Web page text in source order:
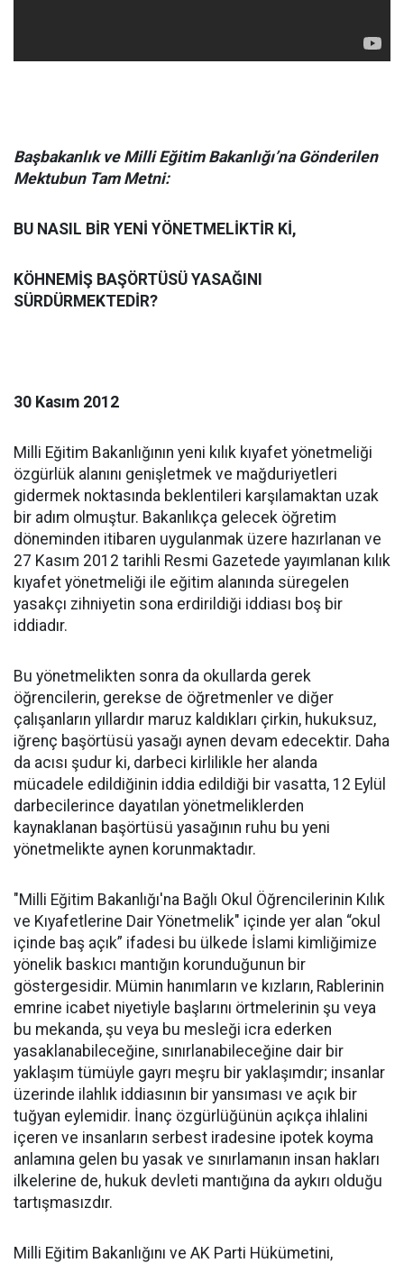
Başbakanlık ve Milli Eğitim Bakanlığı’na Gönderilen
Mektubun Tam Metni:
BU NASIL BİR YENİ YÖNETMELİKTİR Kİ,
KÖHNEMİŞ BAŞÖRTÜSÜ YASAĞINI
SÜRDÜRMEKTEDİR?
30 Kasım 2012
Milli Eğitim Bakanlığının yeni kılık kıyafet yönetmeliği
özgürlük alanını genişletmek ve mağduriyetleri
gidermek noktasında beklentileri karşılamaktan uzak
bir adım olmuştur. Bakanlıkça gelecek öğretim
döneminden itibaren uygulanmak üzere hazırlanan ve
27 Kasım 2012 tarihli Resmi Gazetede yayımlanan kılık
kıyafet yönetmeliği ile eğitim alanında süregelen
yasakçı zihniyetin sona erdirildiği iddiası boş bir
iddiadır.
Bu yönetmelikten sonra da okullarda gerek
öğrencilerin, gerekse de öğretmenler ve diğer
çalışanların yıllardır maruz kaldıkları çirkin, hukuksuz,
iğrenç başörtüsü yasağı aynen devam edecektir. Daha
da acısı şudur ki, darbeci kirlilikle her alanda
mücadele edildiğinin iddia edildiği bir vasatta, 12 Eylül
darbecilerince dayatılan yönetmeliklerden
kaynaklanan başörtüsü yasağının ruhu bu yeni
yönetmelikte aynen korunmaktadır.
"Milli Eğitim Bakanlığı'na Bağlı Okul Öğrencilerinin Kılık
ve Kıyafetlerine Dair Yönetmelik" içinde yer alan “okul
içinde baş açık” ifadesi bu ülkede İslami kimliğimize
yönelik baskıcı mantığın korunduğunun bir
göstergesidir. Mümin hanımların ve kızların, Rablerinin
emrine icabet niyetiyle başlarını örtmelerinin şu veya
bu mekanda, şu veya bu mesleği icra ederken
yasaklanabileceğine, sınırlanabileceğine dair bir
yaklaşım tümüyle gayrı meşru bir yaklaşımdır; insanlar
üzerinde ilahlık iddiasının bir yansıması ve açık bir
tuğyan eylemidir. İnanç özgürlüğünün açıkça ihlalini
içeren ve insanların serbest iradesine ipotek koyma
anlamına gelen bu yasak ve sınırlamanın insan hakları
ilkelerine de, hukuk devleti mantığına da aykırı olduğu
tartışmasızdır.
Milli Eğitim Bakanlığını ve AK Parti Hükümetini,